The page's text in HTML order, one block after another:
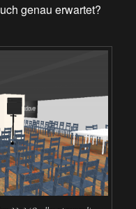
genau erwartet?